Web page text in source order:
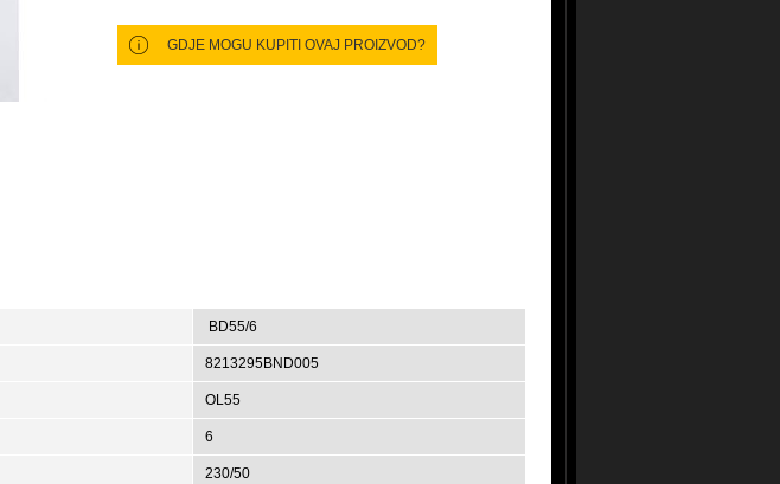
BD55/6
8213295BND005
OL55
6
230/50